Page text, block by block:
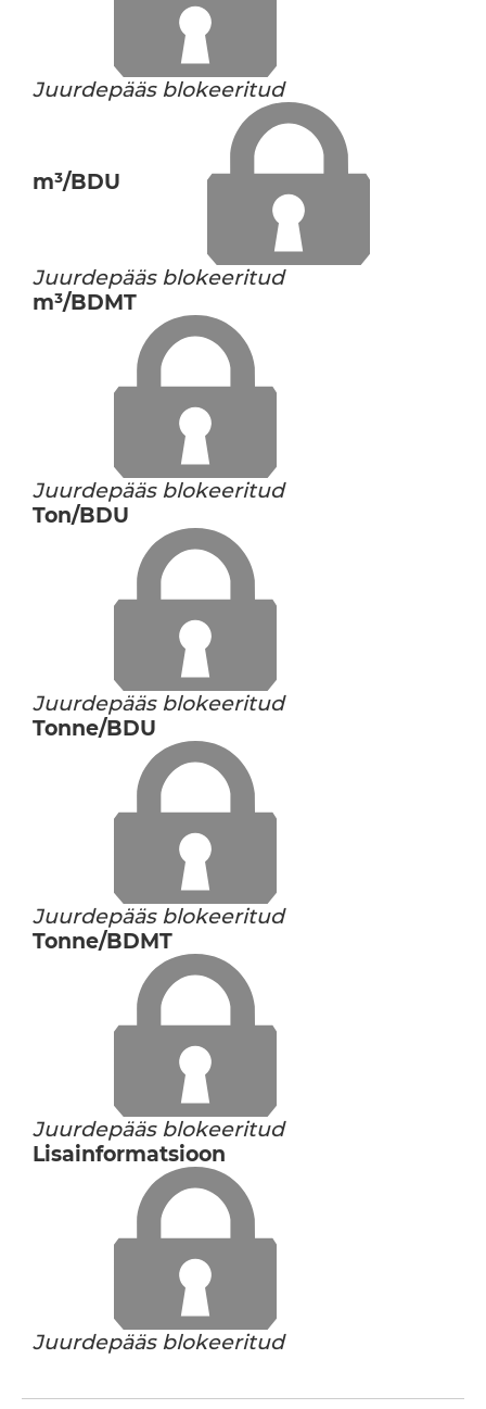
Juurdepääs blokeeritud
m³/BDU
Juurdepääs blokeeritud
m³/BDMT
Juurdepääs blokeeritud
Ton/BDU
Juurdepääs blokeeritud
Tonne/BDU
Juurdepääs blokeeritud
Tonne/BDMT
Juurdepääs blokeeritud
Lisainformatsioon
Juurdepääs blokeeritud